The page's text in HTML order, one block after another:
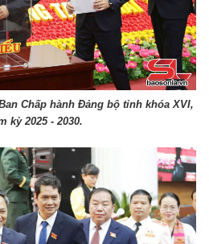
Chấp hành Đảng bộ tỉnh khóa XVI,
kỳ 2025 - 2030.